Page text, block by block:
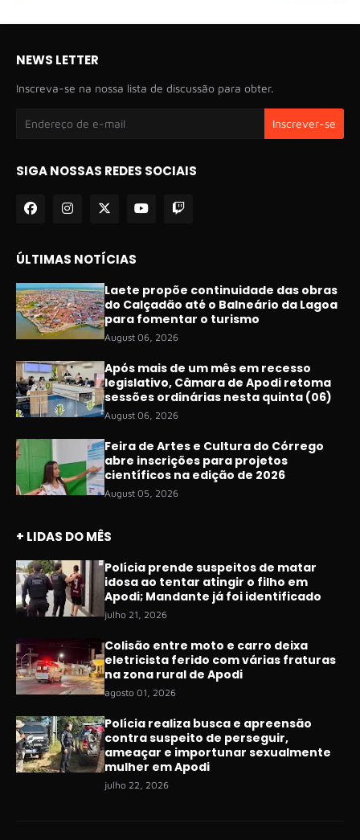
NEWS LETTER
Inscreva-se na nossa lista de discussão para obter.
SIGA NOSSAS REDES SOCIAIS
ÚLTIMAS NOTÍCIAS
Laete propõe continuidade das obras
do Calçadão até o Balneário da Lagoa
para fomentar o turismo
August 06, 2026
Após mais de um mês em recesso
legislativo, Câmara de Apodi retoma
sessões ordinárias nesta quinta (06)
August 06, 2026
Feira de Artes e Cultura do Córrego
abre inscrições para projetos
científicos na edição de 2026
August 05, 2026
+ LIDAS DO MÊS
Polícia prende suspeitos de matar
idosa ao tentar atingir o filho em
Apodi; Mandante já foi identificado
julho 21, 2026
Colisão entre moto e carro deixa
eletricista ferido com várias fraturas
na zona rural de Apodi
agosto 01, 2026
Polícia realiza busca e apreensão
contra suspeito de perseguir,
ameaçar e importunar sexualmente
mulher em Apodi
julho 22, 2026